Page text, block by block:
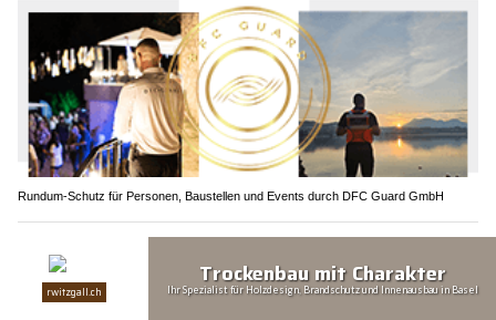
Rundum-Schutz für Personen, Baustellen und Events durch DFC Guard GmbH